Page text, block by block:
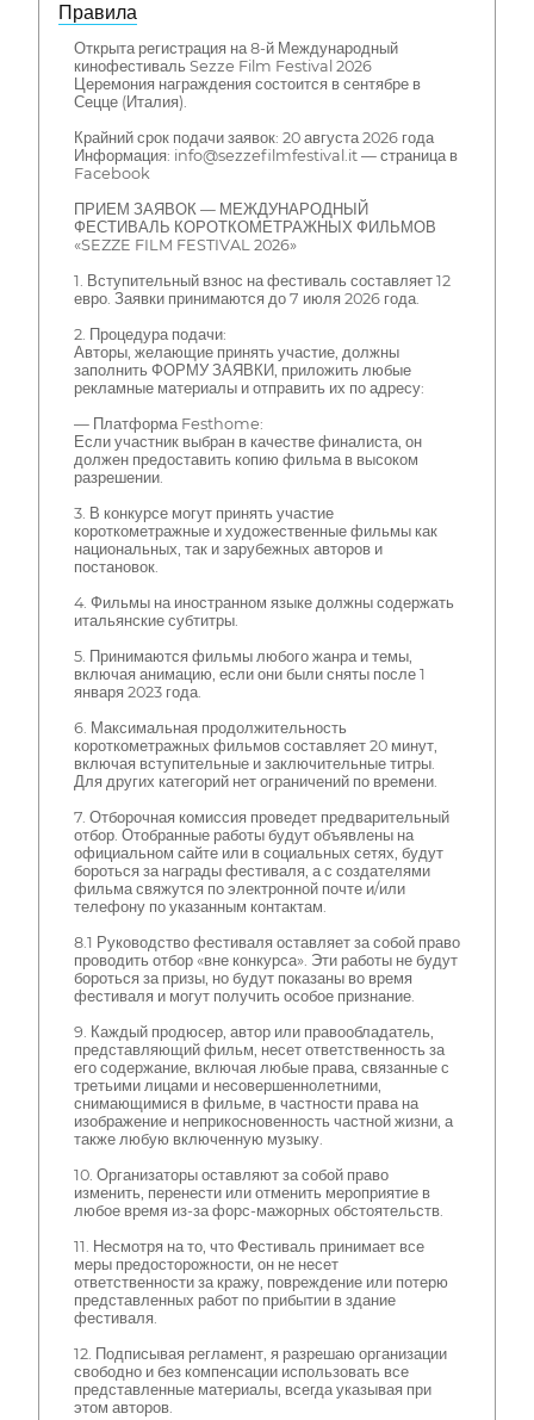
Правила
Открыта регистрация на 8-й Международный
кинофестиваль Sezze Film Festival 2026
Церемония награждения состоится в сентябре в
Сецце (Италия).
Крайний срок подачи заявок: 20 августа 2026 года
Информация: info@sezzefilmfestival.it — страница в
Facebook
ПРИЕМ ЗАЯВОК — МЕЖДУНАРОДНЫЙ
ФЕСТИВАЛЬ КОРОТКОМЕТРАЖНЫХ ФИЛЬМОВ
«SEZZE FILM FESTIVAL 2026»
1. Вступительный взнос на фестиваль составляет 12
евро. Заявки принимаются до 7 июля 2026 года.
2. Процедура подачи:
Авторы, желающие принять участие, должны
заполнить ФОРМУ ЗАЯВКИ, приложить любые
рекламные материалы и отправить их по адресу:
— Платформа Festhome:
Если участник выбран в качестве финалиста, он
должен предоставить копию фильма в высоком
разрешении.
3. В конкурсе могут принять участие
короткометражные и художественные фильмы как
национальных, так и зарубежных авторов и
постановок.
4. Фильмы на иностранном языке должны содержать
итальянские субтитры.
5. Принимаются фильмы любого жанра и темы,
включая анимацию, если они были сняты после 1
января 2023 года.
6. Максимальная продолжительность
короткометражных фильмов составляет 20 минут,
включая вступительные и заключительные титры.
Для других категорий нет ограничений по времени.
7. Отборочная комиссия проведет предварительный
отбор. Отобранные работы будут объявлены на
официальном сайте или в социальных сетях, будут
бороться за награды фестиваля, а с создателями
фильма свяжутся по электронной почте и/или
телефону по указанным контактам.
8.1 Руководство фестиваля оставляет за собой право
проводить отбор «вне конкурса». Эти работы не будут
бороться за призы, но будут показаны во время
фестиваля и могут получить особое признание.
9. Каждый продюсер, автор или правообладатель,
представляющий фильм, несет ответственность за
его содержание, включая любые права, связанные с
третьими лицами и несовершеннолетними,
снимающимися в фильме, в частности права на
изображение и неприкосновенность частной жизни, а
также любую включенную музыку.
10. Организаторы оставляют за собой право
изменить, перенести или отменить мероприятие в
любое время из-за форс-мажорных обстоятельств.
11. Несмотря на то, что Фестиваль принимает все
меры предосторожности, он не несет
ответственности за кражу, повреждение или потерю
представленных работ по прибытии в здание
фестиваля.
12. Подписывая регламент, я разрешаю организации
свободно и без компенсации использовать все
представленные материалы, всегда указывая при
этом авторов.